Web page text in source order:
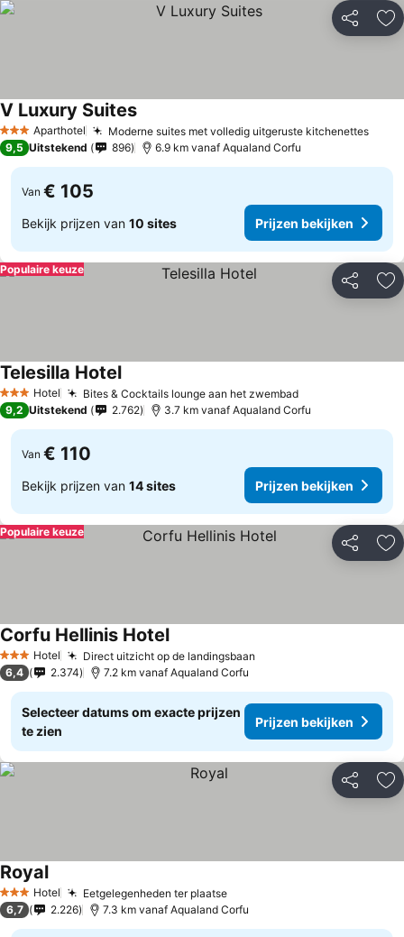
Delen
3 SterrenAparthotel Moderne suites met volledig uitgeruste kitchenettes
V Luxury Suites
9,5 Uitstekend 896 6.9 km vanaf Aqualand Corfu
Van € 105
Bekijk prijzen van 10 sites Prijzen bekijken
Delen
Populaire keuze
3 SterrenHotel Bites & Cocktails lounge aan het zwembad
Telesilla Hotel
9,2 Uitstekend 2.762 3.7 km vanaf Aqualand Corfu
Van € 110
Bekijk prijzen van 14 sites Prijzen bekijken
Delen
Populaire keuze
3 SterrenHotel Direct uitzicht op de landingsbaan
Corfu Hellinis Hotel
6,4 2.374 7.2 km vanaf Aqualand Corfu
Selecteer datums om exacte prijzen
te zien
Prijzen bekijken
Delen
3 SterrenHotel Eetgelegenheden ter plaatse
Royal
6,7 2.226 7.3 km vanaf Aqualand Corfu